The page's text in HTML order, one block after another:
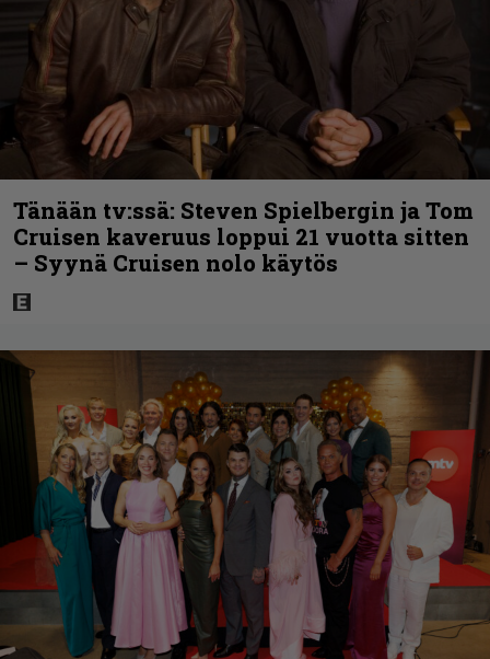
Tänään tv:ssä: Steven Spielbergin ja Tom
Cruisen kaveruus loppui 21 vuotta sitten
– Syynä Cruisen nolo käytös